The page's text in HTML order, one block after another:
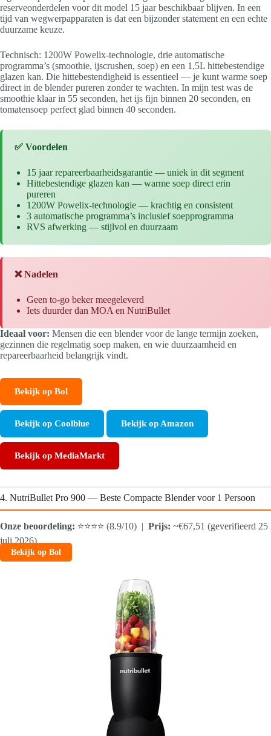
reserveonderdelen voor dit model 15 jaar beschikbaar blijven. In een
tijd van wegwerpapparaten is dat een bijzonder statement en een echte
duurzame keuze.
Technisch: 1200W Powelix-technologie, drie automatische
programma’s (smoothie, ijscrushen, soep) en een 1,5L hittebestendige
glazen kan. Die hittebestendigheid is essentieel — je kunt warme soep
direct in de blender pureren zonder te wachten. In mijn test was de
smoothie klaar in 55 seconden, het ijs fijn binnen 20 seconden, en
tomatensoep perfect glad binnen 40 seconden.
✅ Voordelen
15 jaar repareerbaarheidsgarantie — uniek in dit segment
Hittebestendige glazen kan — warme soep direct erin
pureren
1200W Powelix-technologie — krachtig en consistent
3 automatische programma’s inclusief soepprogramma
RVS afwerking — stijlvol en duurzaam
❌ Nadelen
Geen to-go beker meegeleverd
Iets duurder dan MOA en NutriBullet
Ideaal voor: Mensen die een blender voor de lange termijn zoeken,
gezinnen die regelmatig soep maken, en wie duurzaamheid en
repareerbaarheid belangrijk vindt.
Bekijk op Bol
Bekijk op Coolblue Bekijk op Amazon
Bekijk op MediaMarkt
4. NutriBullet Pro 900 — Beste Compacte Blender voor 1 Persoon
Onze beoordeling: ⭐⭐⭐⭐ (8.9/10) | Prijs: ~€67,51 (geverifieerd 25
juli 2026)
Bekijk op Bol